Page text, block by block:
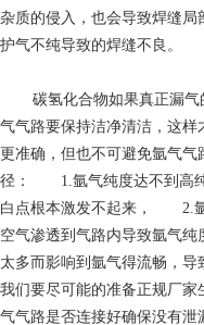
杂质的侵入，也会导致焊缝局
护气不纯导致的焊缝不良。
碳氢化合物如果真正漏
气气路要保持洁净清洁，这样
更准确，但也不可避免氩气
径： 1.氩气纯度达不到高纯
白点根本激发不起来， 2.氩
空气渗透到气路内导致氩气
太多而影响到氩气得流畅，
我们要尽可能的准备正规厂
气气路是否连接好确保没有